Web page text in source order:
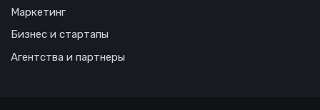
Маркетинг
Бизнес и стартапы
Агентства и партнеры